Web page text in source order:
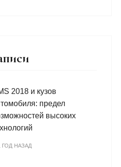
2018 и кузов
предел
высоких
ГОД НАЗАД